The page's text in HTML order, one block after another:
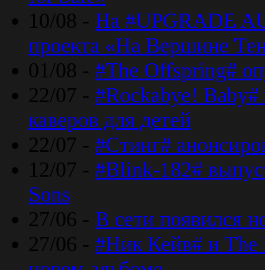
10/08 - На #UPGRADE
проекта «На Вершине
01/08 - #The Offspring#
22/07 - #Rockabye!
каверов для детей
22/07 - #Стинг#
12/07 - #Blink-182#
Sons
27/06 - В сети появился
27/06 - #Ник Кейв# и The